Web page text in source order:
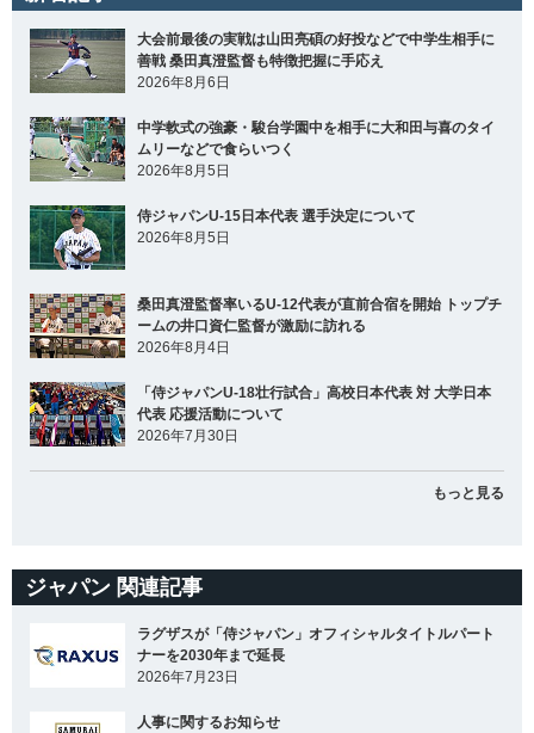
大会前最後の実戦は山田亮碩の好投などで中学生相手に
善戦 桑田真澄監督も特徴把握に手応え
2026年8月6日
中学軟式の強豪・駿台学園中を相手に大和田与喜のタイ
ムリーなどで食らいつく
2026年8月5日
侍ジャパンU-15日本代表 選手決定について
2026年8月5日
桑田真澄監督率いるU-12代表が直前合宿を開始 トップチ
ームの井口資仁監督が激励に訪れる
2026年8月4日
「侍ジャパンU-18壮行試合」高校日本代表 対 大学日本
代表 応援活動について
2026年7月30日
もっと見る
ジャパン 関連記事
ラグザスが「侍ジャパン」オフィシャルタイトルパート
ナーを2030年まで延長
2026年7月23日
人事に関するお知らせ